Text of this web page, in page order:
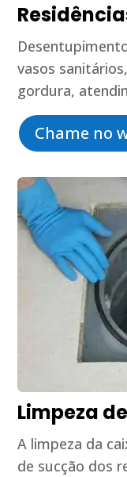
vasos
gordura,
Chame no
Limpeza
A limpeza da
de sucção dos